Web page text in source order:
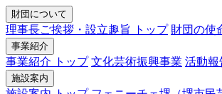
財団について
理事長ご挨拶・設立趣旨 トップ 財団の使
事業紹介
事業紹介 トップ 文化芸術振興事業 活動報
施設案内